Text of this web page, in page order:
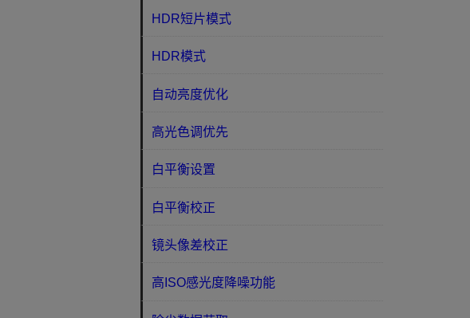
HDR短片模式
HDR模式
自动亮度优化
高光色调优先
白平衡设置
白平衡校正
镜头像差校正
高ISO感光度降噪功能